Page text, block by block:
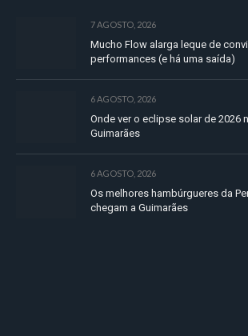
7 AGOSTO, 2026
Mucho Flow alarga leque de
performances (e há uma saída)
6 AGOSTO, 2026
Onde ver o eclipse solar de 2026
Guimarães
6 AGOSTO, 2026
Os melhores hambúrgueres da
chegam a Guimarães